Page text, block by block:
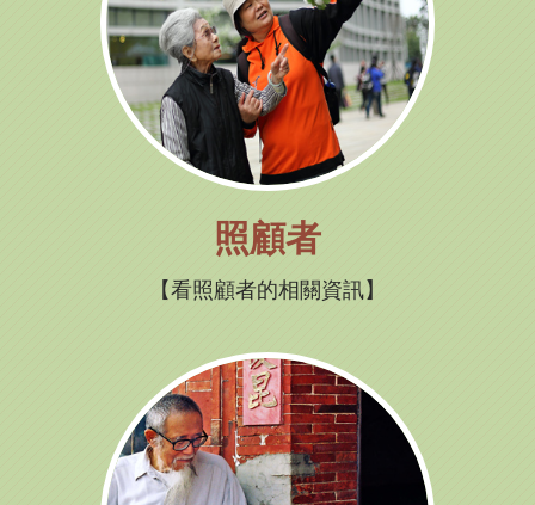
照顧者
看照顧者的相關資訊